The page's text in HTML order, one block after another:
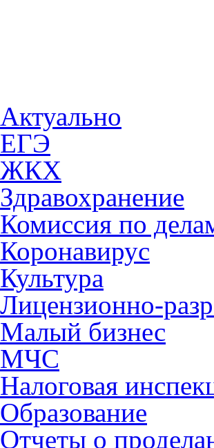
Актуально
ЕГЭ
ЖКХ
Здравохранение
Комиссия по
Коронавирус
Культура
Лицензионно-
Малый бизнес
МЧС
Налоговая
Образование
Отчеты о